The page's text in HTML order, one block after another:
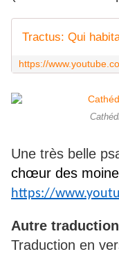
Tractus: Qui
Une très belle
chœur des
https://
Autre traduction
Traduction en